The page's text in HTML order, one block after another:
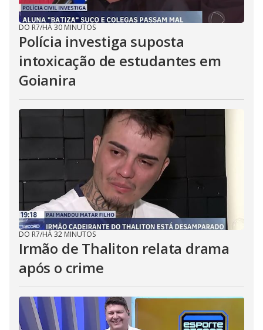
DO R7/HÁ 30 MINUTOS
Polícia investiga suposta
intoxicação de estudantes em
Goianira
DO R7/HÁ 32 MINUTOS
Irmão de Thaliton relata drama
após o crime